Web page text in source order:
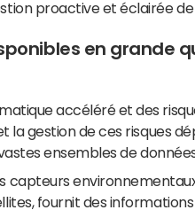
proactive et éclairée
en grande
accéléré et des
la gestion de ces risques
ensembles de
capteurs
fournit des